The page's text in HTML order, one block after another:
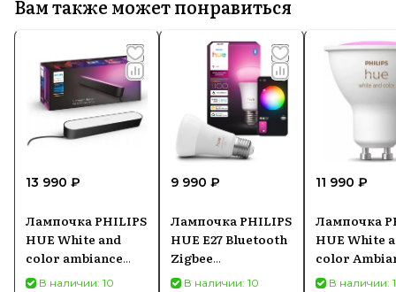
Вам также может понравиться
13 990 ₽
Лампочка PHILIPS
HUE White and
color ambiance
Play 7820130P7
В наличии: 10
9 990 ₽
Лампочка PHILIPS
HUE E27 Bluetooth
Zigbee
8720169364066
В наличии: 10
11 990 ₽
Лампочка
HUE White
color
GU10
В наличии: